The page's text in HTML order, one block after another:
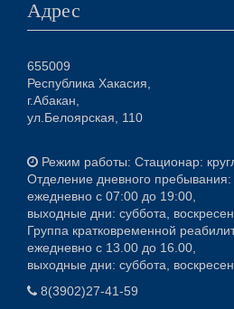
Адрес
655009
Республика Хакасия,
г.Абакан,
ул.Белоярская, 110
Режим работы: Стационар:
Отделение дневного пребывания:
ежедневно с 07:00 до 19:00,
выходные дни: суббота,
Группа кратковременной
ежедневно с 13.00 до 16.00,
выходные дни: суббота,
8(3902)27-41-59